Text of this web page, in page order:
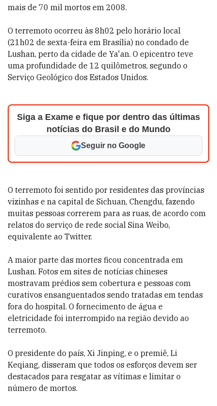
mais de 70 mil mortos em 2008.
O terremoto ocorreu às 8h02 pelo horário local
(21h02 de sexta-feira em Brasília) no condado de
Lushan, perto da cidade de Ya'an. O epicentro teve
uma profundidade de 12 quilômetros, segundo o
Serviço Geológico dos Estados Unidos.
Siga a Exame e fique por dentro das últimas
notícias do Brasil e do Mundo
Seguir no Google
O terremoto foi sentido por residentes das províncias
vizinhas e na capital de Sichuan, Chengdu, fazendo
muitas pessoas correrem para as ruas, de acordo com
relatos do serviço de rede social Sina Weibo,
equivalente ao Twitter.
A maior parte das mortes ficou concentrada em
Lushan. Fotos em sites de notícias chineses
mostravam prédios sem cobertura e pessoas com
curativos ensanguentados sendo tratadas em tendas
fora do hospital. O fornecimento de água e
eletricidade foi interrompido na região devido ao
terremoto.
O presidente do país, Xi Jinping, e o premiê, Li
Keqiang, disseram que todos os esforços devem ser
destacados para resgatar as vítimas e limitar o
número de mortos.